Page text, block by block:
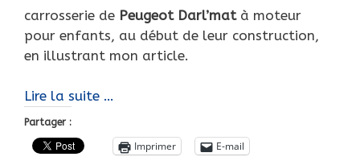
carrosserie de Peugeot Darl’matà moteur
pour enfants, au début de leur construction,
en illustrant mon article.
Lire la suite …
Heureuse
Année
Partager :
Imprimer E-mail